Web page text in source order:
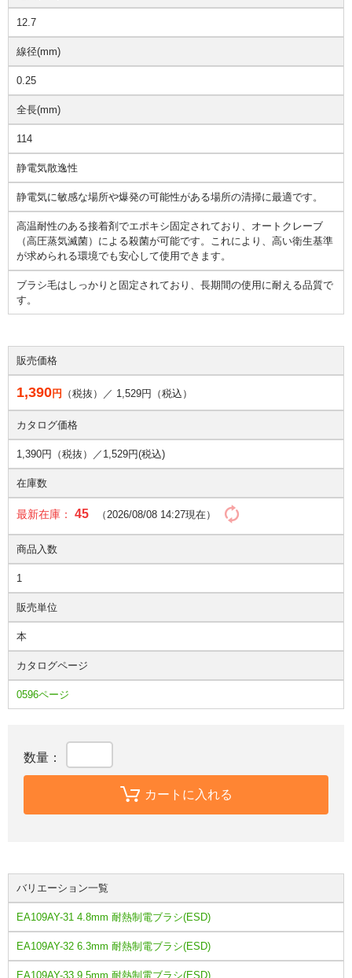
12.7
線径(mm)
0.25
全長(mm)
114
静電気散逸性
静電気に敏感な場所や爆発の可能性がある場所の清掃に最適です。
高温耐性のある接着剤でエポキシ固定されており、オートクレーブ
（高圧蒸気滅菌）による殺菌が可能です。これにより、高い衛生基準
が求められる環境でも安心して使用できます。
ブラシ毛はしっかりと固定されており、長期間の使用に耐える品質で
す。
販売価格
1,390円 （税抜）／ 1,529円（税込）
カタログ価格
1,390円（税抜）／ 1,529円(税込)
在庫数
最新在庫： 45 （2026/08/08 14:27現在）
商品入数
1
販売単位
本
カタログページ
0596ページ
数量：
カートに入れる
バリエーション一覧
EA109AY-31 4.8mm 耐熱制電ブラシ(ESD)
EA109AY-32 6.3mm 耐熱制電ブラシ(ESD)
EA109AY-33 9.5mm 耐熱制電ブラシ(ESD)